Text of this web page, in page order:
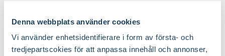
Denna webbplats använder cookies
Vi använder enhetsidentifierare i form av första- och
tredjepartscokies för att anpassa innehåll och annonser,